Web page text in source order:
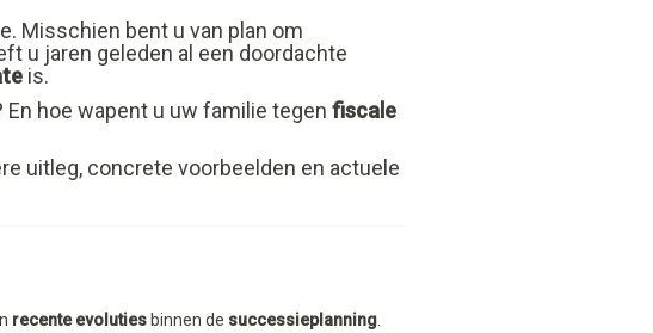
Misschien bent u van plan om
u jaren geleden al een doordachte
is.
hoe wapent u uw familie tegen fiscale
uitleg, concrete voorbeelden en actuele
recente evoluties binnen de successieplanning